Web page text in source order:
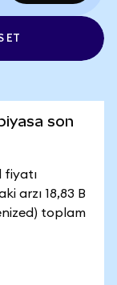
ET
son
fiyatı
arzı 18,83 B
toplam